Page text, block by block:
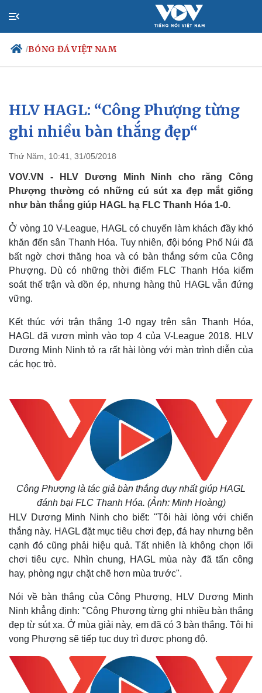
/BÓNG ĐÁ VIỆT NAM
Chính trị
Đảng
Tổ chức nhân sự
Nhận diện sự thật
Xã hội
Tin 24h
Việc làm
Biển đảo
HLV HAGL: “Công Phượng từng
ghi nhiều bàn thắng đẹp“
Thứ Năm, 10:41, 31/05/2018
VOV.VN - HLV Dương Minh Ninh cho răng Công
Phượng thường có những cú sút xa đẹp mắt giống
như bàn thắng giúp HAGL hạ FLC Thanh Hóa 1-0.
Ở vòng 10 V-League, HAGL có chuyến làm khách đầy khó
khăn đến sân Thanh Hóa. Tuy nhiên, đội bóng Phố Núi đã
bất ngờ chơi thăng hoa và có bàn thắng sớm của Công
Phượng. Dù có những thời điểm FLC Thanh Hóa kiểm
soát thế trận và dồn ép, nhưng hàng thủ HAGL vẫn đứng
vững.
Kết thúc với trận thắng 1-0 ngay trên sân Thanh Hóa,
HAGL đã vươn mình vào top 4 của V-League 2018. HLV
Dương Minh Ninh tỏ ra rất hài lòng với màn trình diễn của
các học trò.
Công Phượng là tác giả bàn thắng duy nhất giúp HAGL
đánh bại FLC Thanh Hóa. (Ảnh: Minh Hoàng)
HLV Dương Minh Ninh cho biết: "Tôi hài lòng với chiến
thắng này. HAGL đặt mục tiêu chơi đẹp, đá hay nhưng bên
cạnh đó cũng phải hiệu quả. Tất nhiên là không chọn lối
chơi tiêu cực. Nhìn chung, HAGL mùa này đã tấn công
hay, phòng ngự chặt chẽ hơn mùa trước".
Nói về bàn thắng của Công Phượng, HLV Dương Minh
Ninh khẳng định: "Công Phượng từng ghi nhiều bàn thắng
đẹp từ sút xa. Ở mùa giải này, em đã có 3 bàn thắng. Tôi hi
vọng Phượng sẽ tiếp tục duy trì được phong độ.